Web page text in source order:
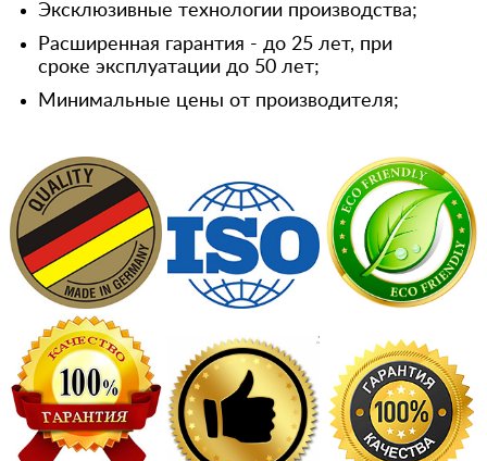
Эксклюзивные технологии производства;
Расширенная гарантия - до 25 лет, при
сроке эксплуатации до 50 лет;
Минимальные цены от производителя;